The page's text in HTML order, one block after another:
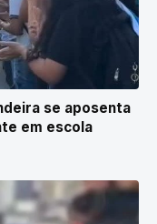
se aposenta
em escola